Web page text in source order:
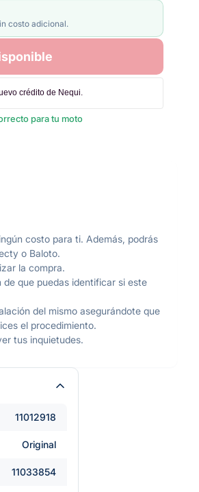
costo adicional.
crédito de Nequi.
para tu moto
costo para ti. Además, podrás
o Baloto.
la compra.
que puedas identificar si este
del mismo asegurándote que
el procedimiento.
tus inquietudes.
11012918
Original
11033854